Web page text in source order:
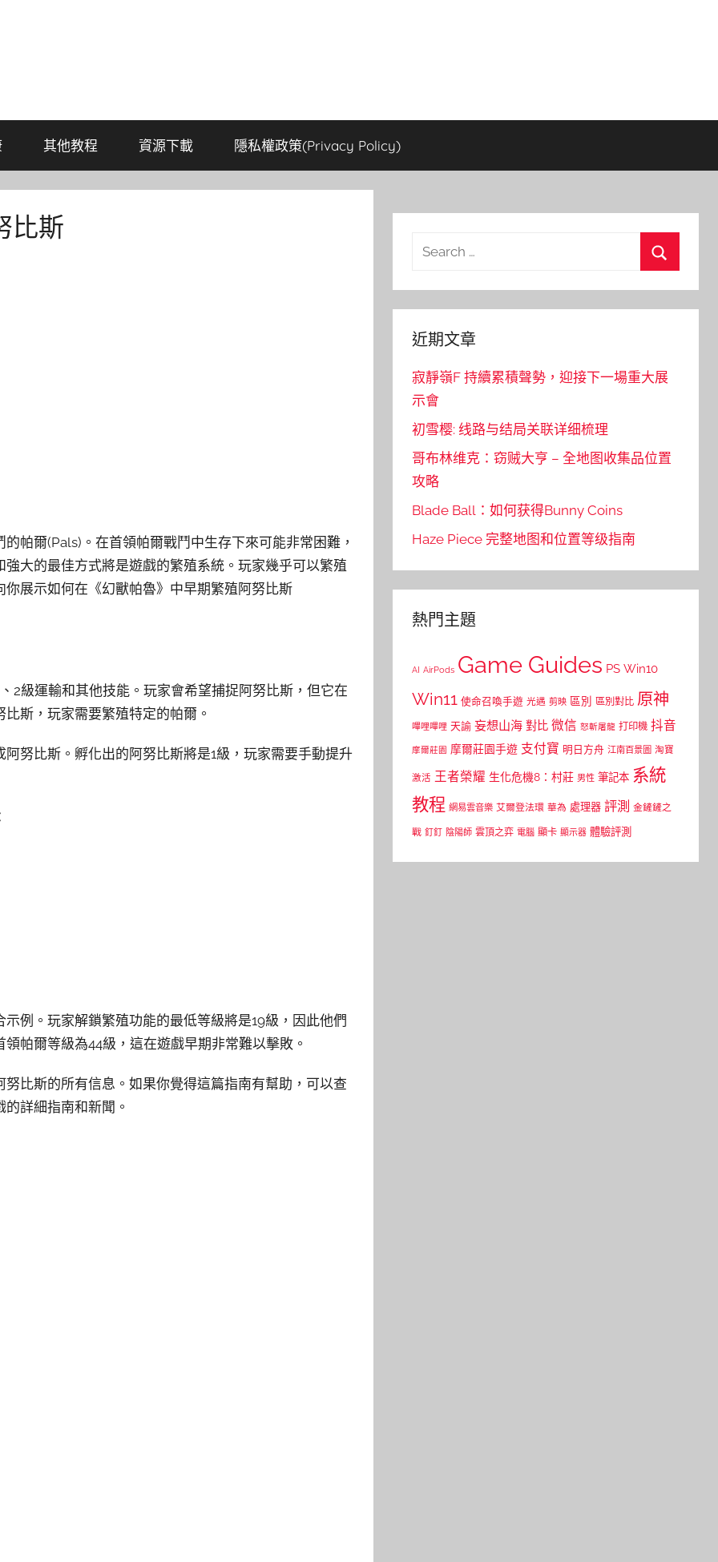
其他教程 資源下載 隱私權政策(Privacy Policy)
比斯
帕爾(Pals)。在首領帕爾戰鬥中生存下來可能非常困難，
大的最佳方式將是遊戲的繁殖系統。玩家幾乎可以繁殖
展示如何在《幻獸帕魯》中早期繁殖阿努比斯
2級運輸和其他技能。玩家會希望捕捉阿努比斯，但它在
斯，玩家需要繁殖特定的帕爾。
努比斯。孵化出的阿努比斯將是1級，玩家需要手動提升
例。玩家解鎖繁殖功能的最低等級將是19級，因此他們
帕爾等級為44級，這在遊戲早期非常難以擊敗。
比斯的所有信息。如果你覺得這篇指南有幫助，可以查
詳細指南和新聞。
Search
近期文章
寂靜嶺F 持續累積聲勢，迎接下一場重大展
示會
初雪樱: 线路与结局关联详细梳理
哥布林维克：窃贼大亨 – 全地图收集品位置
攻略
Blade Ball：如何获得Bunny Coins
Haze Piece 完整地图和位置等级指南
熱門主題
AI AirPods Game Guides PS Win10
Win11 使命召喚手遊 光遇 剪映 區別 區別對比 原神
嗶哩嗶哩 天諭 妄想山海 對比 微信 怒斬屠龍 打印機 抖音
摩爾莊園 摩爾莊園手遊 支付寶 明日方舟 江南百景圖 淘寶
激活 王者榮耀 生化危機8：村莊 男性 筆記本 系統
教程 網易雲音樂 艾爾登法環 華為 處理器 評測 金鏟鏟之
戰 釘釘 陰陽師 雲頂之弈 電腦 顯卡 顯示器 體驗評測